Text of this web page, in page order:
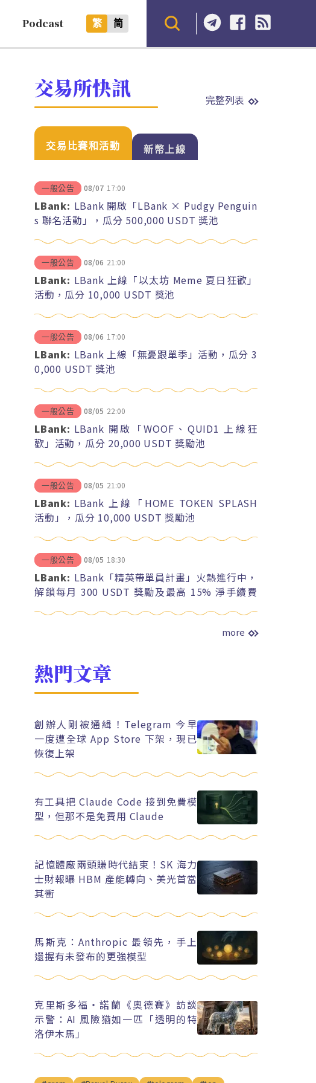
Podcast 繁 简
交易所快訊 完整列表
交易比賽和活動 新幣上線
一般公告 08/07 17:00
LBank: LBank 開啟「LBank × Pudgy Penguin
s 聯名活動」，瓜分 500,000 USDT 獎池
一般公告 08/06 21:00
LBank: LBank 上線「以太坊 Meme 夏日狂歡」
活動，瓜分 10,000 USDT 獎池
一般公告 08/06 17:00
LBank: LBank 上線「無憂跟單季」活動，瓜分 3
0,000 USDT 獎池
一般公告 08/05 22:00
LBank: LBank 開啟「WOOF、QUID1 上線狂
歡」活動，瓜分 20,000 USDT 獎勵池
一般公告 08/05 21:00
LBank: LBank 上線「HOME TOKEN SPLASH
活動」，瓜分 10,000 USDT 獎勵池
一般公告 08/05 18:30
LBank: LBank「精英帶單員計畫」火熱進行中，
解鎖每月 300 USDT 獎勵及最高 15% 淨手續費
more
熱門文章
創辦人剛被通緝！Telegram 今早
一度遭全球 App Store 下架，現已
恢復上架
有工具把 Claude Code 接到免費模
型，但那不是免費用 Claude
記憶體廠兩頭賺時代結束！SK 海力
士財報曝 HBM 產能轉向、美光首當
其衝
馬斯克：Anthropic 最領先，手上
還握有未發布的更強模型
克里斯多福・諾蘭《奧德賽》訪談
示警：AI 風險猶如一匹「透明的特
洛伊木馬」